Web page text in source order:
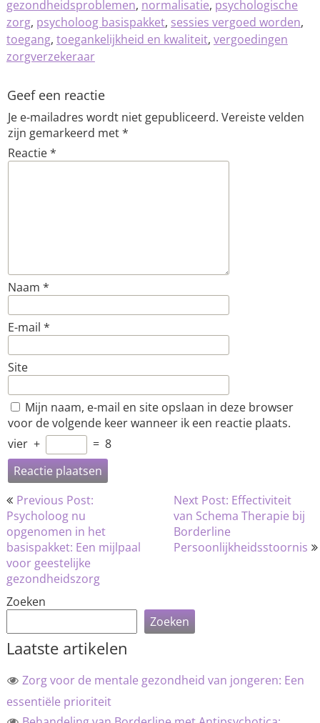
gezondheidsproblemen, normalisatie, psychologische
zorg, psycholoog basispakket, sessies vergoed worden,
toegang, toegankelijkheid en kwaliteit, vergoedingen
zorgverzekeraar
Geef een reactie
Je e-mailadres wordt niet gepubliceerd. Vereiste velden
zijn gemarkeerd met*
Reactie*
Naam *
E-mail *
Site
Mijn naam, e-mail en site opslaan in deze browser
voor de volgende keer wanneer ik een reactie plaats.
vier + = 8
Bericht
navigatie
Previous Post:
Psycholoog nu
opgenomen in het
basispakket: Een mijlpaal
voor geestelijke
gezondheidszorg
Next Post: Effectiviteit
van Schema Therapie bij
Borderline
Persoonlijkheidsstoornis
Zoeken
Zoeken
Laatste artikelen
Zorg voor de mentale gezondheid van jongeren: Een
essentiële prioriteit